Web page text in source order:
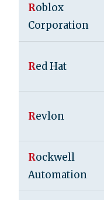
Roblox
Corporation
Red Hat
Revlon
Rockwell
Automation